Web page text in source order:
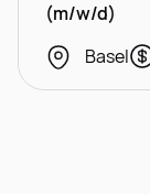
(m/w/d)
Basel